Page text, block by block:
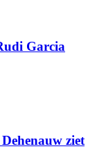
Garcia
ziet